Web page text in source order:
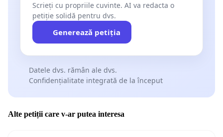
Scrieți cu propriile cuvinte. AI va redacta o
petiție solidă pentru dvs.
Generează petiția
Datele dvs. rămân ale dvs.
Confidențialitate integrată de la început
Alte petiții care v-ar putea interesa